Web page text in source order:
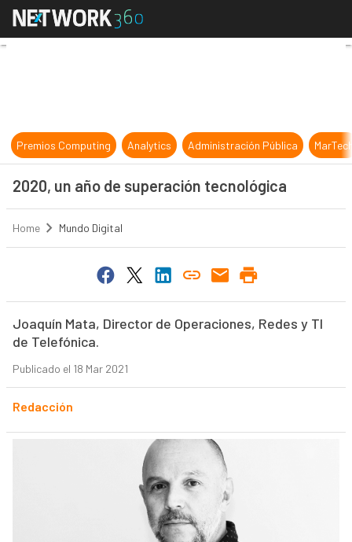
2020, un año de superación
Premios Computing Analytics Administración Pública
2020, un año de superación tecnológica
Home Mundo Digital
Joaquín Mata, Director de Operaciones, Redes y TI
de Telefónica.
Publicado el 18 Mar 2021
Redacción